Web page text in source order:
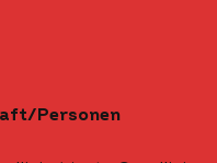
Personen